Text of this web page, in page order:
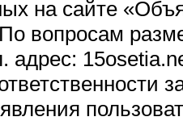
на сайте
вопросам
адрес: